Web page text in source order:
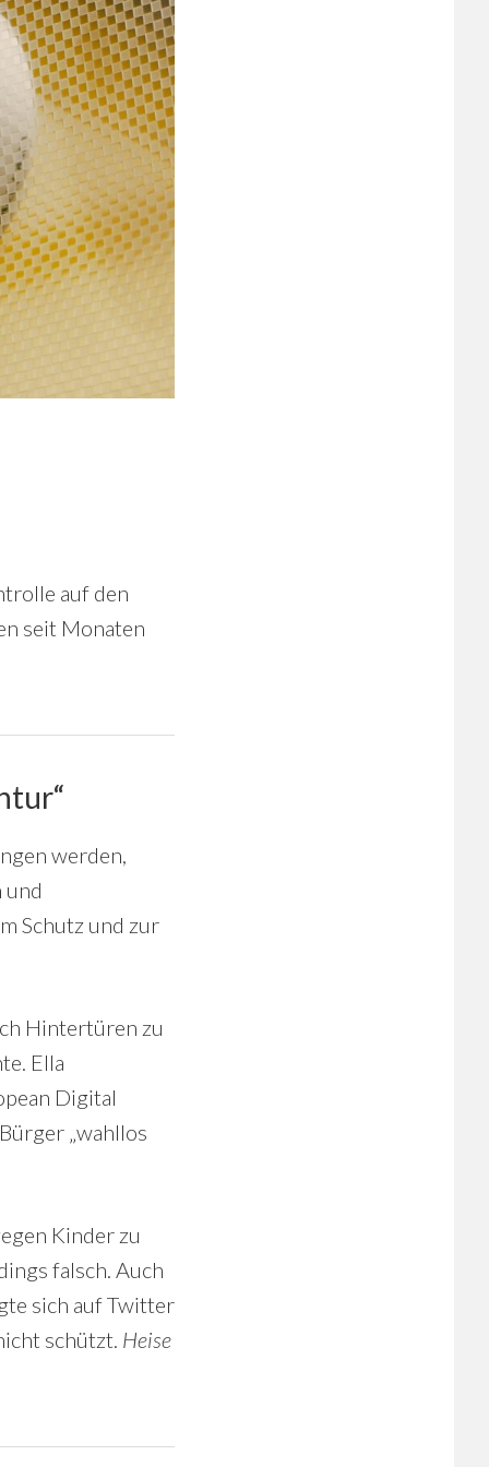
auf den
seit Monaten
werden,
und
Schutz und zur
Hintertüren zu
Ella
Digital
„wahllos
Kinder zu
falsch. Auch
sich auf Twitter
schützt. Heise